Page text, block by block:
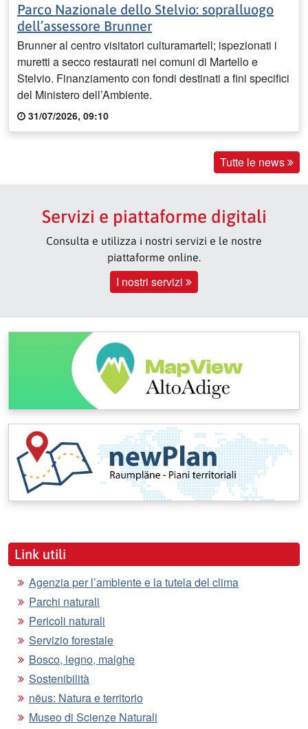
Parco Nazionale dello Stelvio: sopralluogo
dell’assessore Brunner
Brunner al centro visitatori culturamartell; ispezionati i
muretti a secco restaurati nei comuni di Martello e
Stelvio. Finanziamento con fondi destinati a fini specifici
del Ministero dell’Ambiente.
31/07/2026, 09:10
Tutte le news
Servizi e piattaforme digitali
Consulta e utilizza i nostri servizi e le nostre
piattaforme online.
I nostri servizi
Link utili
Agenzia per l’ambiente e la tutela del clima
Parchi naturali
Pericoli naturali
Servizio forestale
Bosco, legno, malghe
Sostenibilità
nëus: Natura e territorio
Museo di Scienze Naturali